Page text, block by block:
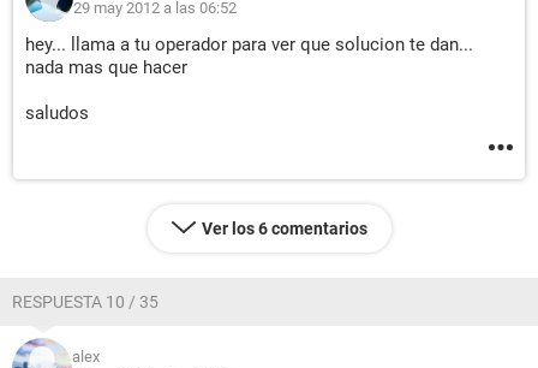
29 may 2012 a las 06:52
hey... llama a tu operador para ver que solucion te dan...
nada mas que hacer
saludos
Ver los 6 comentarios
RESPUESTA 10 / 35
alex